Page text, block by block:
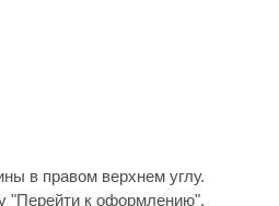
в правом верхнем углу.
"Перейти к оформлению".